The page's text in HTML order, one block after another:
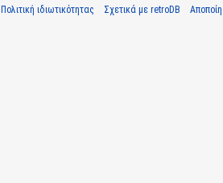
Πολιτική ιδιωτικότητας Σχετικά με retroDB